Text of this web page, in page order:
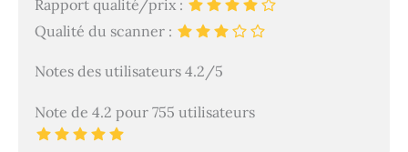
Rapport qualité/prix :
Qualité du scanner :
Notes des utilisateurs 4.2/5
Note de 4.2 pour 755 utilisateurs